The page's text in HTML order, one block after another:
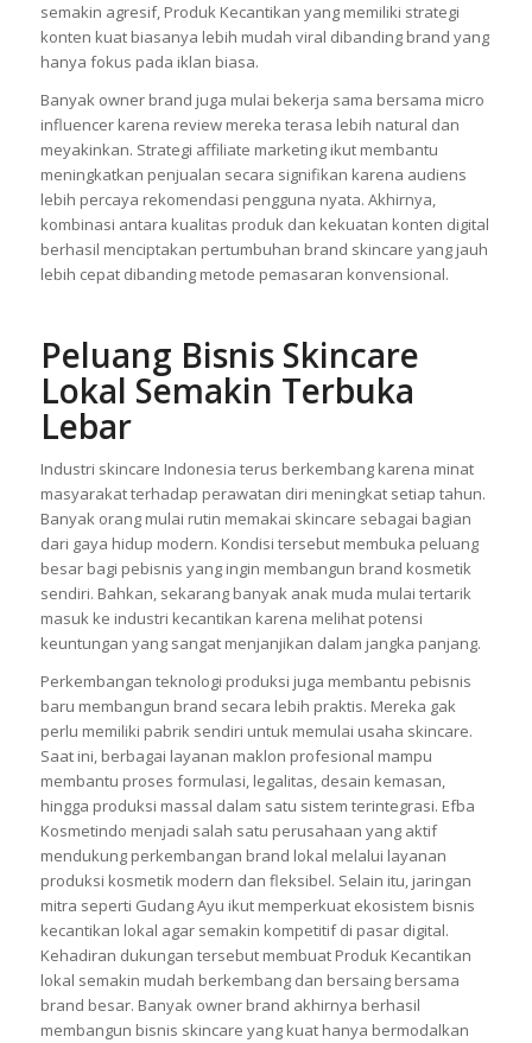
semakin agresif, Produk Kecantikan yang memiliki strategi
konten kuat biasanya lebih mudah viral dibanding brand yang
hanya fokus pada iklan biasa.
Banyak owner brand juga mulai bekerja sama bersama micro
influencer karena review mereka terasa lebih natural dan
meyakinkan. Strategi affiliate marketing ikut membantu
meningkatkan penjualan secara signifikan karena audiens
lebih percaya rekomendasi pengguna nyata. Akhirnya,
kombinasi antara kualitas produk dan kekuatan konten digital
berhasil menciptakan pertumbuhan brand skincare yang jauh
lebih cepat dibanding metode pemasaran konvensional.
Peluang Bisnis Skincare
Lokal Semakin Terbuka
Lebar
Industri skincare Indonesia terus berkembang karena minat
masyarakat terhadap perawatan diri meningkat setiap tahun.
Banyak orang mulai rutin memakai skincare sebagai bagian
dari gaya hidup modern. Kondisi tersebut membuka peluang
besar bagi pebisnis yang ingin membangun brand kosmetik
sendiri. Bahkan, sekarang banyak anak muda mulai tertarik
masuk ke industri kecantikan karena melihat potensi
keuntungan yang sangat menjanjikan dalam jangka panjang.
Perkembangan teknologi produksi juga membantu pebisnis
baru membangun brand secara lebih praktis. Mereka gak
perlu memiliki pabrik sendiri untuk memulai usaha skincare.
Saat ini, berbagai layanan maklon profesional mampu
membantu proses formulasi, legalitas, desain kemasan,
hingga produksi massal dalam satu sistem terintegrasi. Efba
Kosmetindo menjadi salah satu perusahaan yang aktif
mendukung perkembangan brand lokal melalui layanan
produksi kosmetik modern dan fleksibel. Selain itu, jaringan
mitra seperti Gudang Ayu ikut memperkuat ekosistem bisnis
kecantikan lokal agar semakin kompetitif di pasar digital.
Kehadiran dukungan tersebut membuat Produk Kecantikan
lokal semakin mudah berkembang dan bersaing bersama
brand besar. Banyak owner brand akhirnya berhasil
membangun bisnis skincare yang kuat hanya bermodalkan